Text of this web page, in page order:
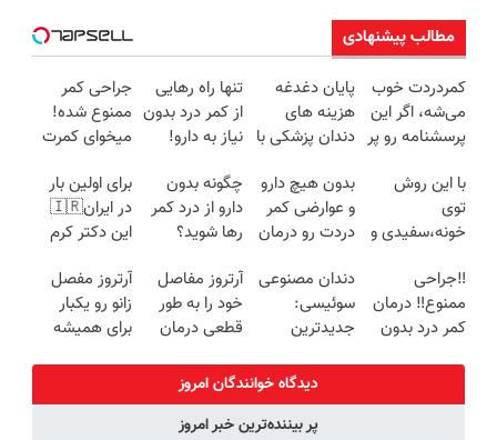
مطالب پیشنهادی
کمردردت خوب
می‌شه، اگر این
پرسشنامه رو پر
پایان دغدغه
هزینه های
دندان پزشکی با
کننده خانگی
تنها راه رهایی
از کمر درد بدون
نیاز به دارو!
جراحی کمر
ممنوع شده!
میخوای کمرت
درمان کنی؟
((پرسش‌نامه))
با این روش
توی
خونه،سفیدی و
برگردون
(40%off)
بدون هیچ دارو
و عوارضی کمر
دردت رو درمان
(پرسش‌نامه)
چگونه بدون
دارو از درد کمر
رها شوید؟
رو پرکن)
برای اولین بار
در ایران🇮🇷
این دکتر کرم
روزه ساخت!
‼️جراحی
ممنوع‼️ درمان
کمر درد بدون
دندان مصنوعی
سوئیسی:
جدیدترین
سبک و مقاوم |
پرداخت قسطی
آرتروز مفاصل
خود را به طور
قطعی درمان
◗پرسش‌نامه◖
آرتروز مفصل
زانو رو یکبار
برای همیشه
دیدگاه خوانندگان امروز
پر بیننده‌ترین خبر امروز